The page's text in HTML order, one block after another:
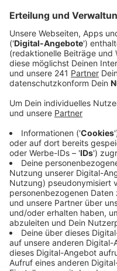
Veröffentlicht:Dienstag,
Anzeige
Unfallhergang
Anzeige
Spontan wechselte
die Spur, ein
Vollbremsung hinlegen
Autofahrer flüchtete
Zeugen, die den Unfall
Kennzeichen des
Polizei bittet deshalb
melden.